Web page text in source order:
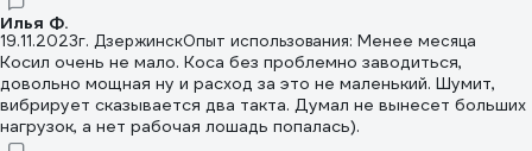
Илья Ф.
19.11.2023г. ДзержинскОпыт использования: Менее месяца
Косил очень не мало. Коса без проблемно заводиться,
довольно мощная ну и расход за это не маленький. Шумит,
вибрирует сказывается два такта. Думал не вынесет больших
нагрузок, а нет рабочая лошадь попалась).